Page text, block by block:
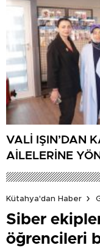
VALİ IŞIN’DAN
AİLELERİNE
DEĞERLİ’
Kütahya'dan Haber
Siber
öğrencileri